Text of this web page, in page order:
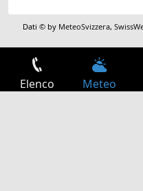
Dati © by MeteoSvizzera,
Elenco Meteo